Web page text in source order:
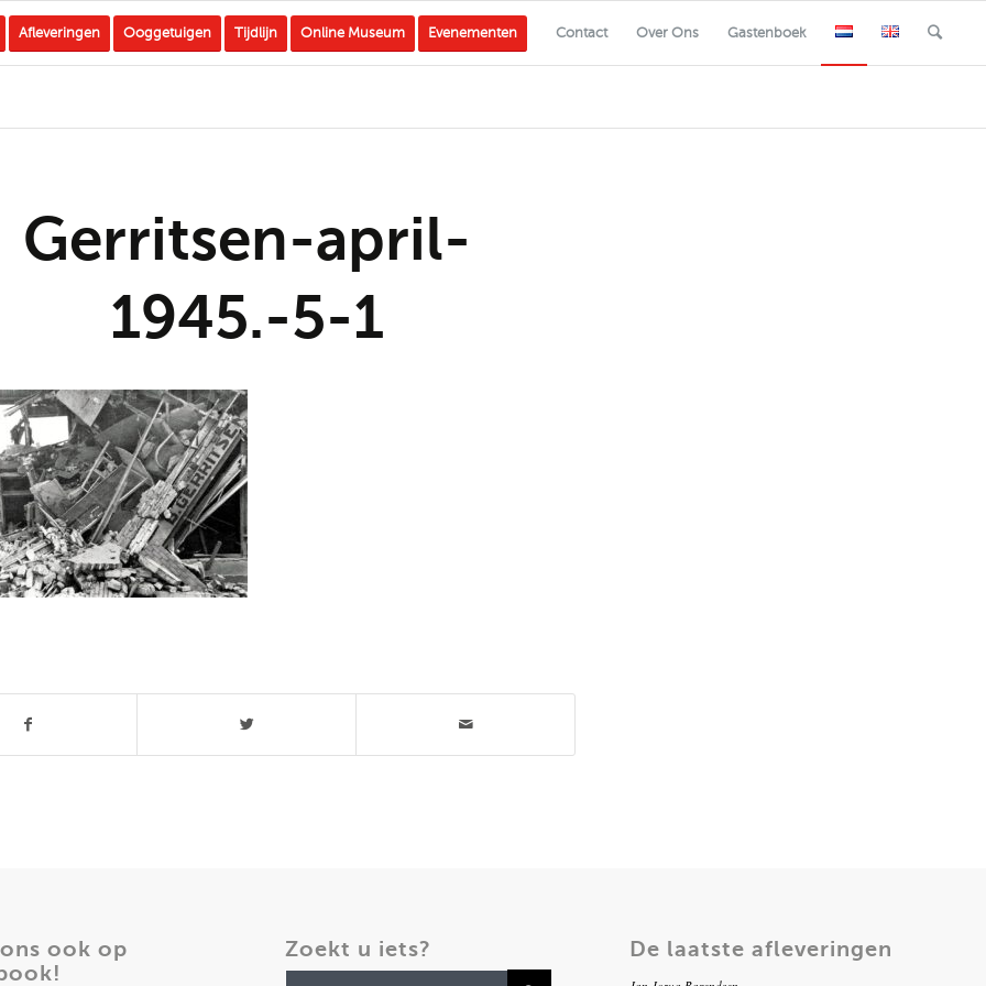
Afleveringen Ooggetuigen Tijdlijn Online Museum Evenementen Contact Over Ons Gastenboek
Gerritsen-april-
1945.-5-1
ook op
Zoekt u iets? De laatste afleveringen